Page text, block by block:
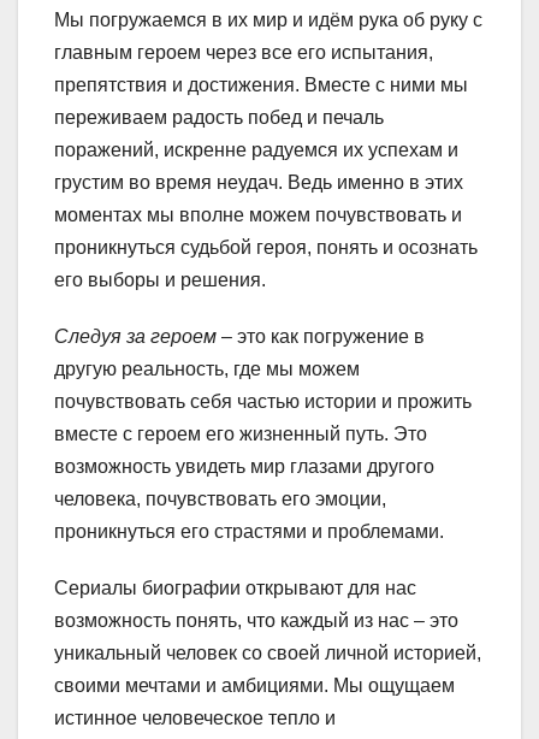
Мы погружаемся в их мир и идём рука об руку с
главным героем через все его испытания,
препятствия и достижения. Вместе с ними мы
переживаем радость побед и печаль
поражений, искренне радуемся их успехам и
грустим во время неудач. Ведь именно в этих
моментах мы вполне можем почувствовать и
проникнуться судьбой героя, понять и осознать
его выборы и решения.
Следуя за героем – это как погружение в
другую реальность, где мы можем
почувствовать себя частью истории и прожить
вместе с героем его жизненный путь. Это
возможность увидеть мир глазами другого
человека, почувствовать его эмоции,
проникнуться его страстями и проблемами.
Сериалы биографии открывают для нас
возможность понять, что каждый из нас – это
уникальный человек со своей личной историей,
своими мечтами и амбициями. Мы ощущаем
истинное человеческое тепло и